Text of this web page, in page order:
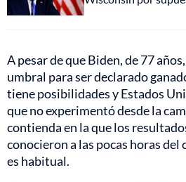
A pesar de que Biden, de 77
umbral para ser declarado
tiene posibilidades y Estados
que no experimentó desde la
contienda en la que los
conocieron a las pocas horas del
es habitual.